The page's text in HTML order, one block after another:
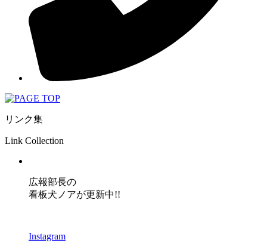
リンク集
Link Collection
広報部長の
看板犬ノアが更新中!!
Instagram